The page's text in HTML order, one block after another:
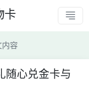
卡
容
随心兑金卡与